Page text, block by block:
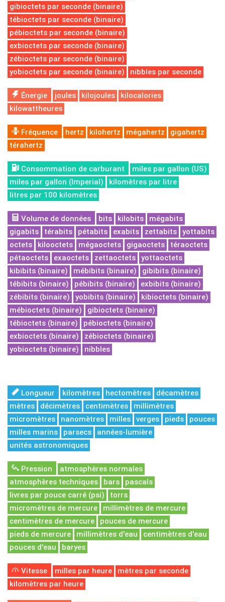
gibioctets par seconde (binaire)
tébioctets par seconde (binaire)
pébioctets par seconde (binaire)
exbioctets par seconde (binaire)
zébioctets par seconde (binaire)
yobioctets par seconde (binaire)
nibbles par seconde
Énergie joules kilojoules
kilocalories
kilowattheures
Fréquence hertz kilohertz mégahertz
gigahertz
térahertz
Consommation de carburant
miles par gallon (US)
miles par gallon (Imperial)
kilomètres par litre
litres par 100 kilomètres
Volume de données bits kilobits
mégabits
gigabits
térabits pétabits exabits zettabits
yottabits
octets
kilooctets mégaoctets gigaoctets
téraoctets
pétaoctets
exaoctets zettaoctets
yottaoctets
kibibits (binaire)
mébibits (binaire)
gibibits (binaire)
tébibits (binaire)
pébibits (binaire)
exbibits (binaire)
zébibits (binaire)
yobibits (binaire)
kibioctets (binaire)
mébioctets (binaire)
gibioctets (binaire)
tébioctets (binaire)
pébioctets (binaire)
exbioctets (binaire)
zébioctets (binaire)
yobioctets (binaire)
nibbles
Longueur kilomètres hectomètres
décamètres
mètres
décimètres centimètres
millimètres
micromètres
nanomètres milles verges pieds
pouces
milles marins
parsecs
années-lumière
unités astronomiques
Pression
atmosphères normales
atmosphères techniques
bars
pascals
livres par pouce carré (psi)
torrs
micromètres de mercure
millimètres de mercure
centimètres de mercure
pouces de mercure
pieds de mercure
millimètres d'eau
centimètres d'eau
pouces d'eau
baryes
Vitesse milles par heure
mètres par seconde
kilomètres par heure